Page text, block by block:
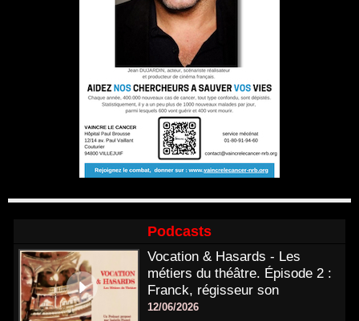
Podcasts
Vocation & Hasards - Les
métiers du théâtre. Épisode 2 :
Franck, régisseur son
12/06/2026